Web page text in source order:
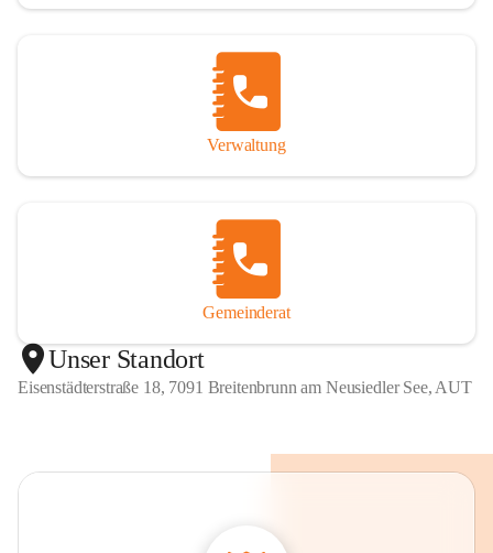
Verwaltung
Gemeinderat
Unser Standort
Eisenstädterstraße 18, 7091 Breitenbrunn am Neusiedler See, AUT